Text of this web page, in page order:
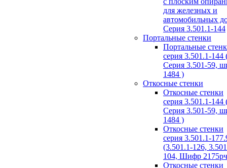
для железных и
автомобильных
Серия 3.501.1-144
Портальные стенки
Портальные
серия 3.501.1-144
Серия 3.501-59,
1484 )
Откосные стенки
Откосные стенки
серия 3.501.1-144
Серия 3.501-59,
1484 )
Откосные стенки
серия 3.501.1-
(3.501.1-126,
104, Шифр
Откосные стенки